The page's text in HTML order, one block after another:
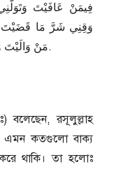
فِيمَنْ عَافَيْتَ
وَقِنِي شَرَّ مَا قَضَيْتَ
مَنْ وَالَيْتَ وَلاَ يَعِزُّ مَنْ عَادَيْتَ تَبَارَكْتَ رَبَّنَا وَتَعَالَيْتَ ‏”‏ ‏.
বলেছেন, রসূলুল্লাহ
এমন কতগুলো বাক্য
থাকি। তা হলোঃ